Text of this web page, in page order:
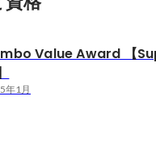
Value Award 【
年1月